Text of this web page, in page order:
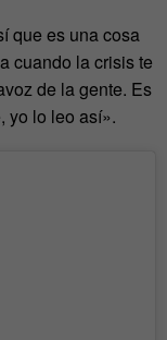
que es una cosa
cuando la crisis te
de la gente. Es
yo lo leo así».